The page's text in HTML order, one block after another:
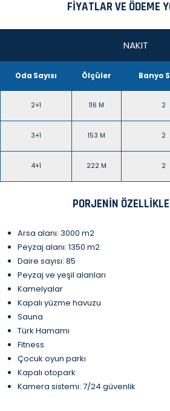
FIYATLAR VE ÖDEME
NAKIT
Oda Sayısı Ölçüler Banyo
2+1 116 M 2
3+1 153 M 2
4+1 222 M 2
PORJENIN
Arsa alanı: 3000 m2
Peyzaj alanı: 1350 m2
Daire sayısı: 85
Peyzaj ve yeşil alanları
Kamelyalar
Kapalı yüzme havuzu
Sauna
Türk Hamamı
Fitness
Çocuk oyun parkı
Kapalı otopark
Kamera sistemi: 7/24 güvenlik